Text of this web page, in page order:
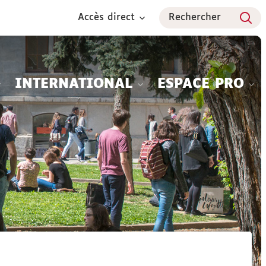
Accès direct Rechercher
INTERNATIONAL ESPACE PRO